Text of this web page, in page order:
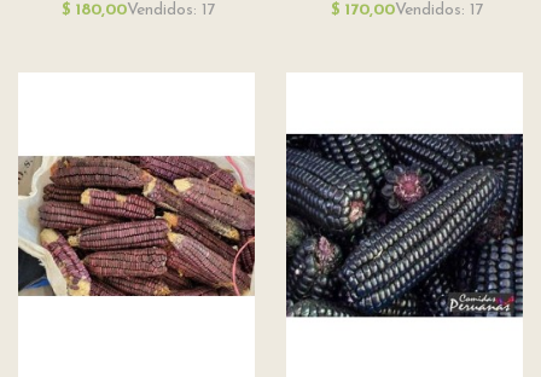
$ 180,00Vendidos: 17 $ 170,00Vendidos: 17